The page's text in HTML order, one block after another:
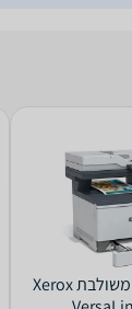
‏מדפסת לייזר ‏משולבת Xerox